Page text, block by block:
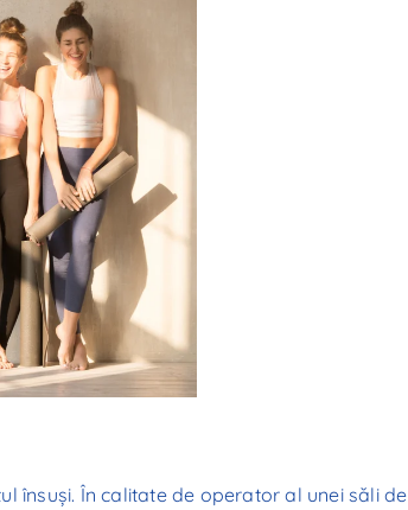
însuși. În calitate de operator al unei săli de